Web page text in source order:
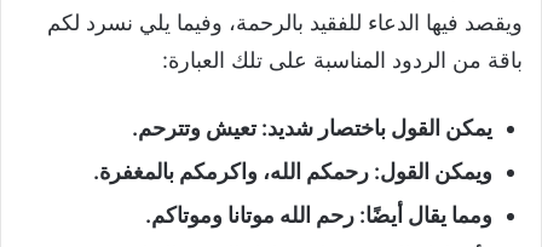
ويقصد فيها الدعاء للفقيد بالرحمة، وفيما يلي نسرد لكم
باقة من الردود المناسبة على تلك العبارة:
يمكن القول باختصار شديد: تعيش وتترحم.
ويمكن القول: رحمكم الله، واكرمكم بالمغفرة.
ومما يقال أيضًا: رحم الله موتانا وموتاكم.